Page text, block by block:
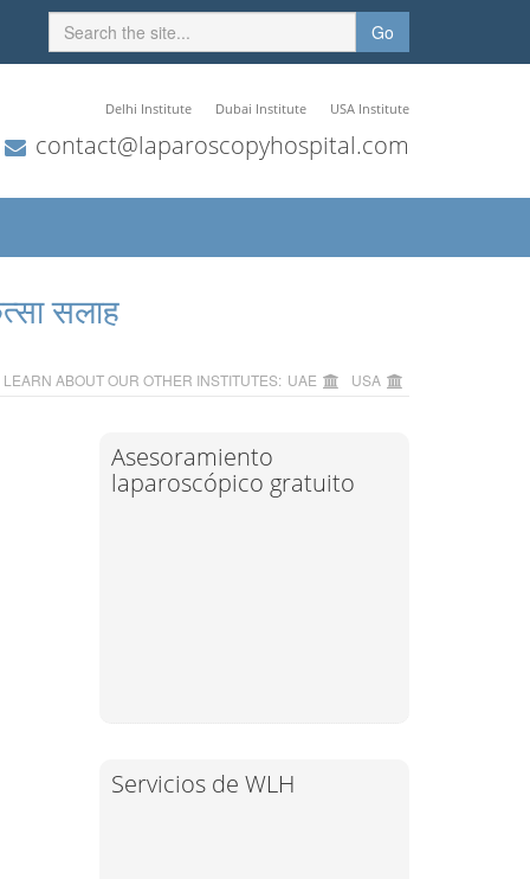
Go
Delhi Institute Dubai Institute USA Institute
contact@laparoscopyhospital.com
सलाह
LEARN ABOUT OUR OTHER INSTITUTES: UAE USA
Asesoramiento
laparoscópico gratuito
Servicios de WLH